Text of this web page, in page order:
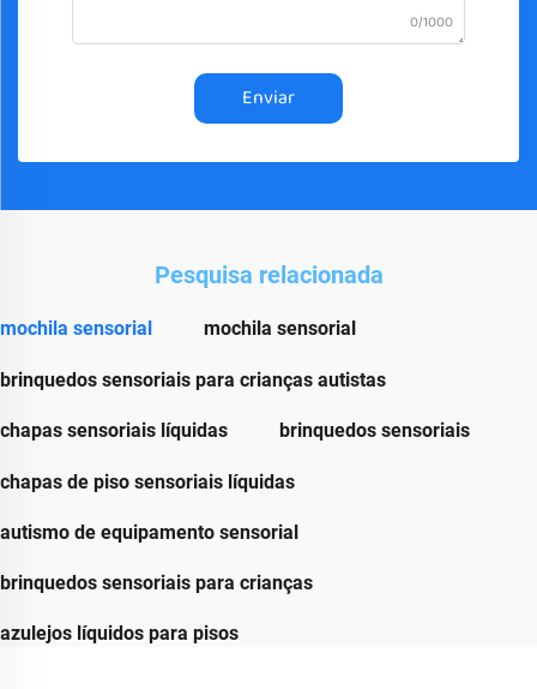
0/1000
Enviar
Pesquisa relacionada
mochila sensorial mochila sensorial
brinquedos sensoriais para crianças autistas
chapas sensoriais líquidas brinquedos sensoriais
chapas de piso sensoriais líquidas
autismo de equipamento sensorial
brinquedos sensoriais para crianças
azulejos líquidos para pisos